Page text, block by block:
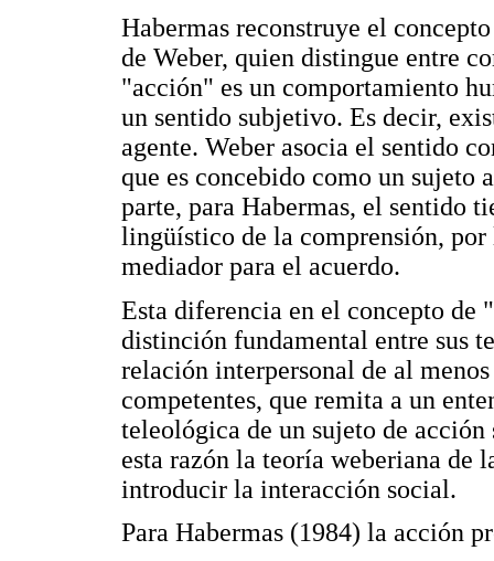
Habermas reconstruye el
de Weber, quien distingue entre
"acción" es un comportamiento
un sentido subjetivo. Es decir,
agente. Weber asocia el sentido
que es concebido como un sujeto
parte, para Habermas, el sentido
lingüístico de la comprensión,
mediador para el acuerdo.
Esta diferencia en el concepto de
distinción fundamental entre sus
relación interpersonal de al
competentes, que remita a un
teleológica de un sujeto de
esta razón la teoría weberiana de
introducir la interacción social.
Para Habermas (1984) la acción